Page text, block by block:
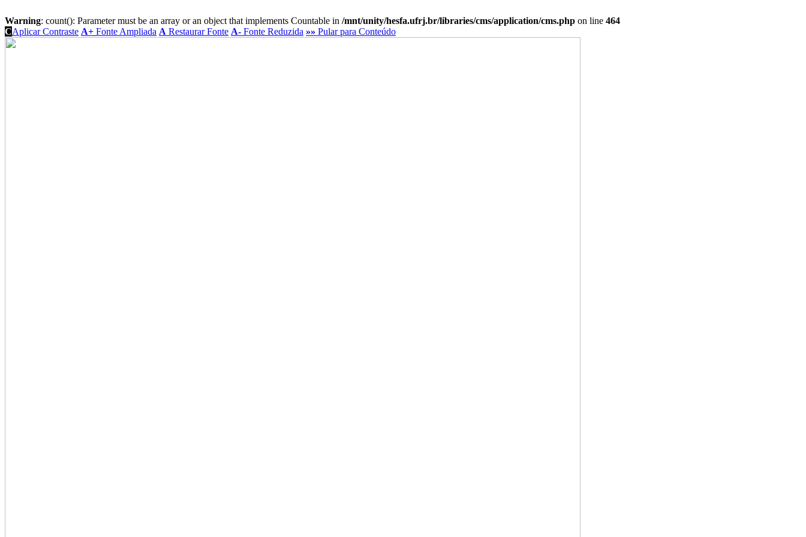
Warning: count(): Parameter must be an array or an object that implements Countable in /mnt/unity/hesfa.ufrj.br/libraries/cms/application/cms.php on line 464
CAplicar Contraste A+ Fonte Ampliada A Restaurar Fonte A- Fonte Reduzida »» Pular para Conteúdo